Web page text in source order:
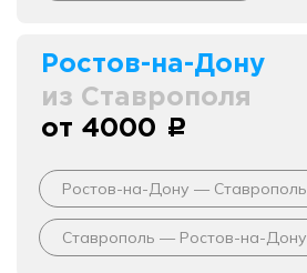
Ростов-на-Дону
из Ставрополя
от 4000 c
Ростов-на-Дону — Ставрополь
Ставрополь — Ростов-на-Дону